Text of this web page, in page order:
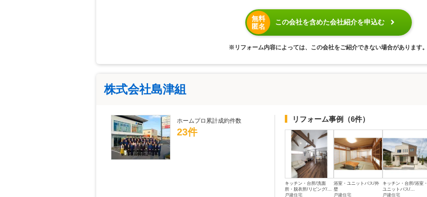
無料
匿名
この会社を含めた会社紹介を申込む
※リフォーム内容によっては、この会社をご紹介できない場合があります。
株式会社島津組
ホームプロ累計成約件数
23件
リフォーム事例 （6件）
キッチン・台所/洗面
所・脱衣所/リビング/...
戸建住宅
浴室・ユニットバス/外
壁
戸建住宅
キッチン・台所/浴室・
ユニットバス/...
戸建住宅